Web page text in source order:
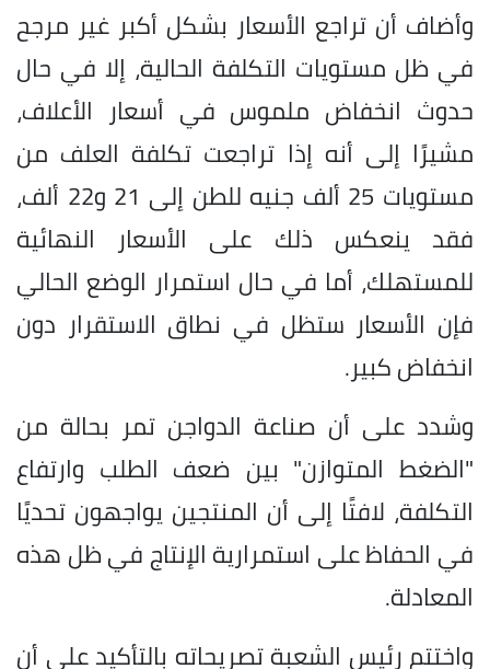
وأضاف أن تراجع الأسعار بشكل أكبر غير مرجح
في ظل مستويات التكلفة الحالية، إلا في حال
حدوث انخفاض ملموس في أسعار الأعلاف،
مشيرًا إلى أنه إذا تراجعت تكلفة العلف من
مستويات 25 ألف جنيه للطن إلى 21 و22 ألف،
فقد ينعكس ذلك على الأسعار النهائية
للمستهلك، أما في حال استمرار الوضع الحالي
فإن الأسعار ستظل في نطاق الاستقرار دون
انخفاض كبير.
وشدد على أن صناعة الدواجن تمر بحالة من
"الضغط المتوازن" بين ضعف الطلب وارتفاع
التكلفة، لافتًا إلى أن المنتجين يواجهون تحديًا
في الحفاظ على استمرارية الإنتاج في ظل هذه
المعادلة.
واختتم رئيس الشعبة تصريحاته بالتأكيد على أن